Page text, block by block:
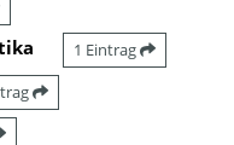
1 Eintrag